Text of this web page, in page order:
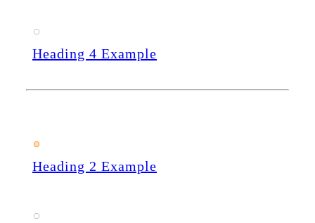
Heading 4 Example
Heading 2 Example